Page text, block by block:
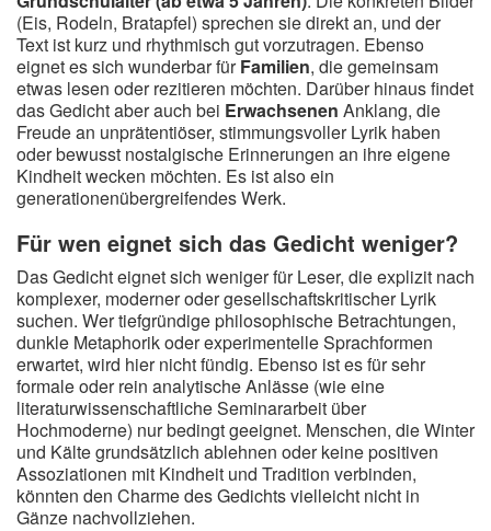
(Eis, Rodeln, Bratapfel) sprechen sie direkt an, und der
Text ist kurz und rhythmisch gut vorzutragen. Ebenso
eignet es sich wunderbar fürFamilien, die gemeinsam
etwas lesen oder rezitieren möchten. Darüber hinaus findet
das Gedicht aber auch bei Erwachsenen Anklang, die
Freude an unprätentiöser, stimmungsvoller Lyrik haben
oder bewusst nostalgische Erinnerungen an ihre eigene
Kindheit wecken möchten. Es ist also ein
generationenübergreifendes Werk.
Für wen eignet sich das Gedicht weniger?
Das Gedicht eignet sich weniger für Leser, die explizit nach
komplexer, moderner oder gesellschaftskritischer Lyrik
suchen. Wer tiefgründige philosophische Betrachtungen,
dunkle Metaphorik oder experimentelle Sprachformen
erwartet, wird hier nicht fündig. Ebenso ist es für sehr
formale oder rein analytische Anlässe (wie eine
literaturwissenschaftliche Seminararbeit über
Hochmoderne) nur bedingt geeignet. Menschen, die Winter
und Kälte grundsätzlich ablehnen oder keine positiven
Assoziationen mit Kindheit und Tradition verbinden,
könnten den Charme des Gedichts vielleicht nicht in
Gänze nachvollziehen.